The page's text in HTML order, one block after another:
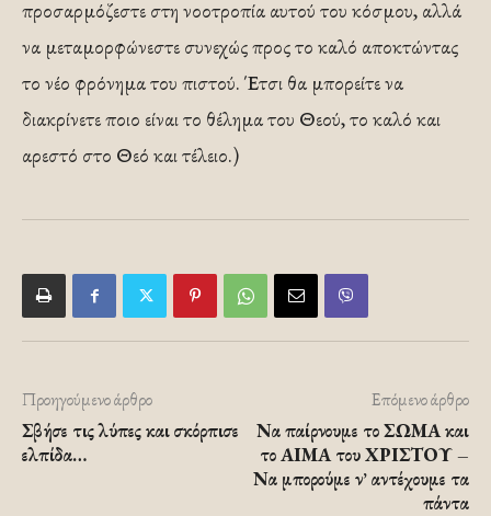
προσαρμόζεστε στη νοοτροπία αυτού του κόσμου, αλλά
να μεταμορφώνεστε συνεχώς προς το καλό αποκτώντας
το νέο φρόνημα του πιστού. Έτσι θα μπορείτε να
διακρίνετε ποιο είναι το θέλημα του Θεού, το καλό και
αρεστό στο Θεό και τέλειο.)
Προηγούμενο άρθρο
Σβήσε τις λύπες και σκόρπισε
ελπίδα…
Επόμενο άρθρο
Να παίρνουμε το ΣΩΜΑ και
το ΑΙΜΑ του ΧΡΙΣΤΟΥ –
Να μπορούμε ν’ αντέχουμε τα
πάντα